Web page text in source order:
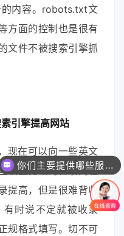
内容。robots.txt文
方面的控制也是很有
文件不被搜索引擎抓
引擎提高网站
现在可以向一些英文
权重比较的目录网址
提高，但是很难背收
时说不定就被收录
规格式填写。切不可
你们主要提供哪些服务？可以根据需求定制吗？